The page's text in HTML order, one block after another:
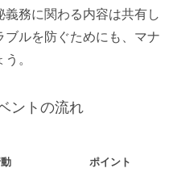
務に関わる内容は共有し
ルを防ぐためにも、マナ
。
ントの流れ
ポイント